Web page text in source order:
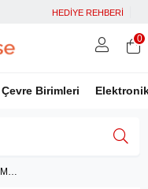
HEDİYE REHBERİ
Çevre Birimleri
0
HP B3P22A (727) MAT SIYAH 130 ML GENIS FORMAT MUREKKEP KARTUSU